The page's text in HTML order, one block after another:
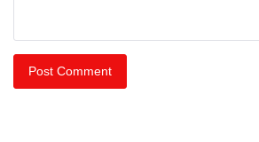
Post Comment